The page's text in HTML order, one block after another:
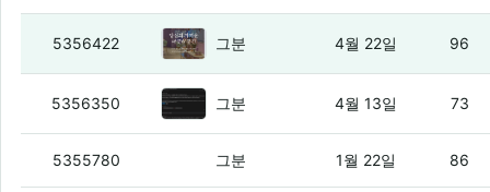
5356422 qwen 3.6을 쓰고 감상문
그분 4월 22일 96
5356350 안티그래비티는 당분간 안녕임(1)
그분 4월 13일 73
5355780 커서 구독해지 후 안티그래비티를 쓰고
그분 1월 22일 86